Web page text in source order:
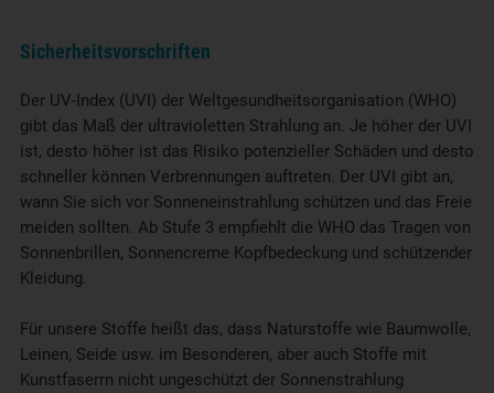
Sicherheitsvorschriften
Der UV-Index (UVI) der Weltgesundheitsorganisation (WHO)
gibt das Maß der ultravioletten Strahlung an. Je höher der UVI
ist, desto höher ist das Risiko potenzieller Schäden und desto
schneller können Verbrennungen auftreten. Der UVI gibt an,
wann Sie sich vor Sonneneinstrahlung schützen und das Freie
meiden sollten. Ab Stufe 3 empfiehlt die WHO das Tragen von
Sonnenbrillen, Sonnencreme Kopfbedeckung und schützender
Kleidung.
Für unsere Stoffe heißt das, dass Naturstoffe wie Baumwolle,
Leinen, Seide usw. im Besonderen, aber auch Stoffe mit
Kunstfaserrn nicht ungeschützt der Sonnenstrahlung